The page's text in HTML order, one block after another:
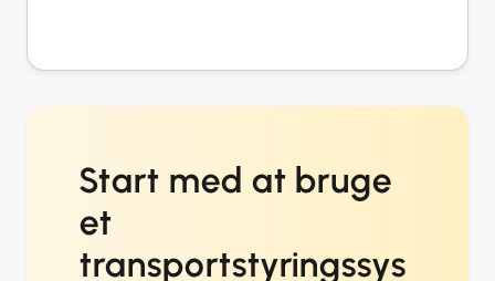
Start med at bruge
et
transportstyringssys